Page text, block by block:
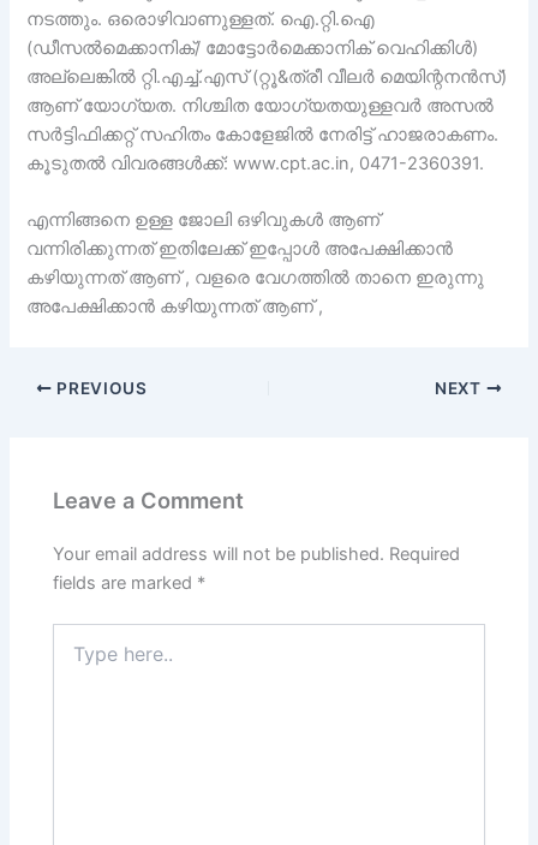
നടത്തും. ഒരൊഴിവാണുള്ളത്. ഐ.റ്റി.ഐ
(ഡീസൽമെക്കാനിക്/ മോട്ടോർമെക്കാനിക്‌ വെഹിക്കിൾ)
അല്ലെങ്കിൽ റ്റി.എച്ച്.എസ് (റ്റൂ&ത്രീ വീലർ മെയിന്റനൻസ്)
ആണ് യോഗ്യത. നിശ്ചിത യോഗ്യതയുള്ളവർ അസൽ
സർട്ടിഫിക്കറ്റ് സഹിതം കോളേജിൽ നേരിട്ട് ഹാജരാകണം.
കൂടുതൽ വിവരങ്ങൾക്ക്: www.cpt.ac.in, 0471-2360391.
എന്നിങ്ങനെ ഉള്ള ജോലി ഒഴിവുകൾ ആണ്
വന്നിരിക്കുന്നത് ഇതിലേക്ക് ഇപ്പോൾ അപേക്ഷിക്കാൻ
കഴിയുന്നത് ആണ് , വളരെ വേഗത്തിൽ താനെ ഇരുന്നു
അപേക്ഷിക്കാൻ കഴിയുന്നത് ആണ് ,
PREVIOUS NEXT
Leave a Comment
Your email address will not be published. Required
fields are marked *
here..